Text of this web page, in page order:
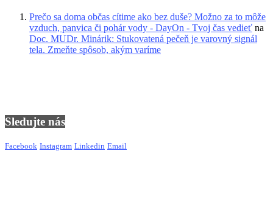
Prečo sa doma občas cítime ako bez duše? Možno za to môže
vzduch, panvica či pohár vody - DayOn - Tvoj čas vedieť na
Doc. MUDr. Minárik: Stukovatená pečeň je varovný signál
tela. Zmeňte spôsob, akým varíme
Sledujte nás
Facebook Instagram Linkedin Email